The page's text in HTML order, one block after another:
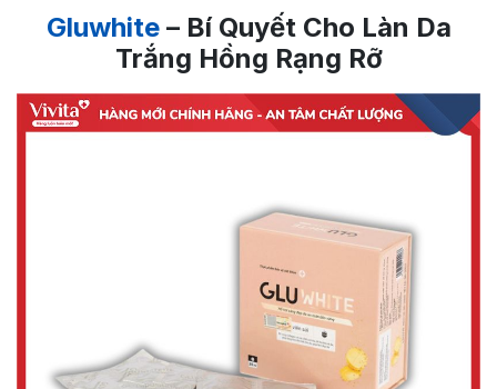
Gluwhite– Bí Quyết Cho Làn Da
Trắng Hồng Rạng Rỡ